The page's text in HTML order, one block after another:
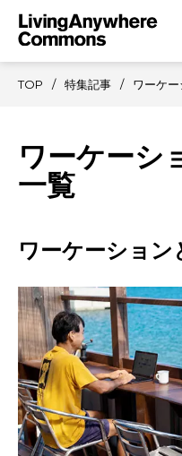
TOP 特集記事 ワーケ
ワーケーシ
一覧
ワーケーション